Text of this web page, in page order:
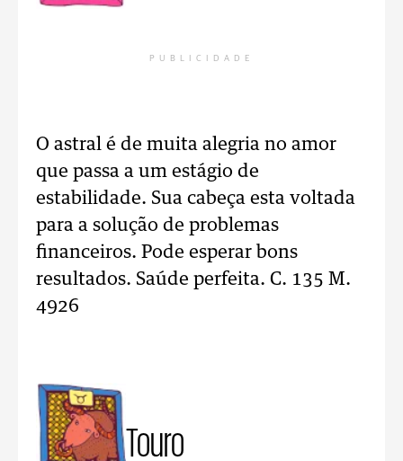
PUBLICIDADE
O astral é de muita alegria no amor
que passa a um estágio de
estabilidade. Sua cabeça esta voltada
para a solução de problemas
financeiros. Pode esperar bons
resultados. Saúde perfeita. C. 135 M.
4926
Touro